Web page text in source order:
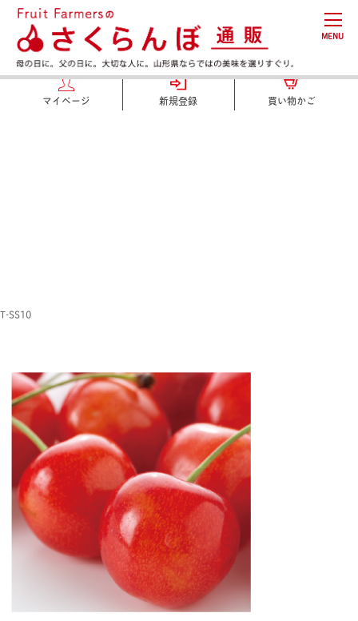
MENU
マイページ 新規登録 買い物かご
T-SS10